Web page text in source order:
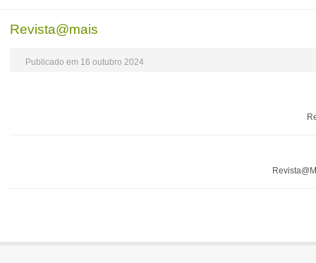
Revista@mais
Publicado em 16 outubro 2024